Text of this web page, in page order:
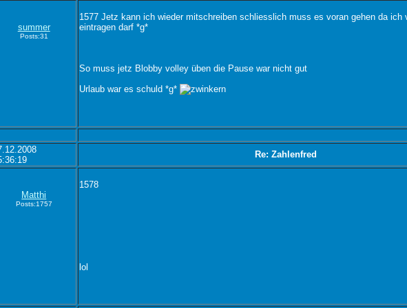
summer
Posts:31
1577 Jetz kann ich wieder mitschreiben schliesslich muss es voran gehen da ich
eintragen darf *g*
So muss jetz Blobby volley üben die Pause war nicht gut
Urlaub war es schuld *g*
Re: Zahlenfred
Matthi
Posts:1757
1578
lol